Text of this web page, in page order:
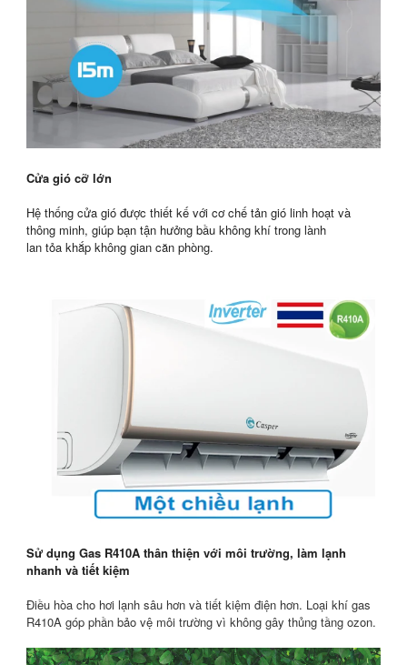
Cửa gió cỡ lớn
Hệ thống cửa gió được thiết kế với cơ chế tản gió linh hoạt và
thông minh, giúp bạn tận hưởng bầu không khí trong lành
lan tỏa khắp không gian căn phòng.
Sử dụng Gas R410A thân thiện với môi trường, làm lạnh
nhanh và tiết kiệm
Điều hòa cho hơi lạnh sâu hơn và tiết kiệm điện hơn. Loại khí gas
R410A góp phần bảo vệ môi trường vì không gây thủng tầng ozon.